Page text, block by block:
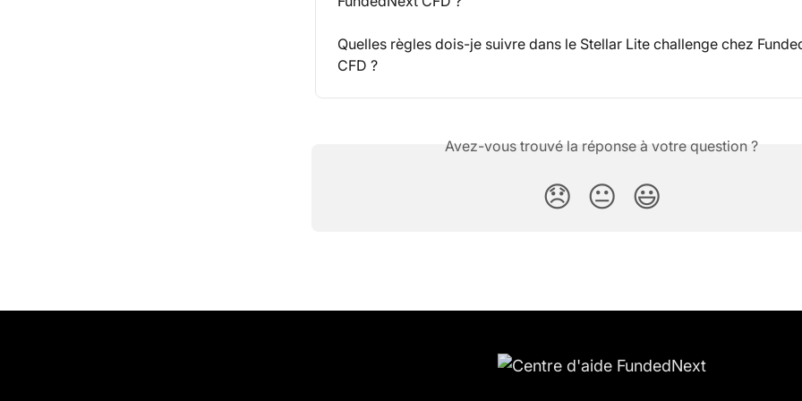
Quelles règles dois-je suivre dans le Stellar Lite challenge chez
CFD ?
Avez-vous trouvé la réponse à votre question ?
😞 😐 😃